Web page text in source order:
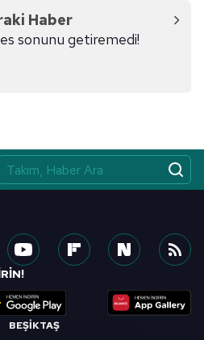
Haber
sonunu getiremedi!
BEŞİKTAŞ